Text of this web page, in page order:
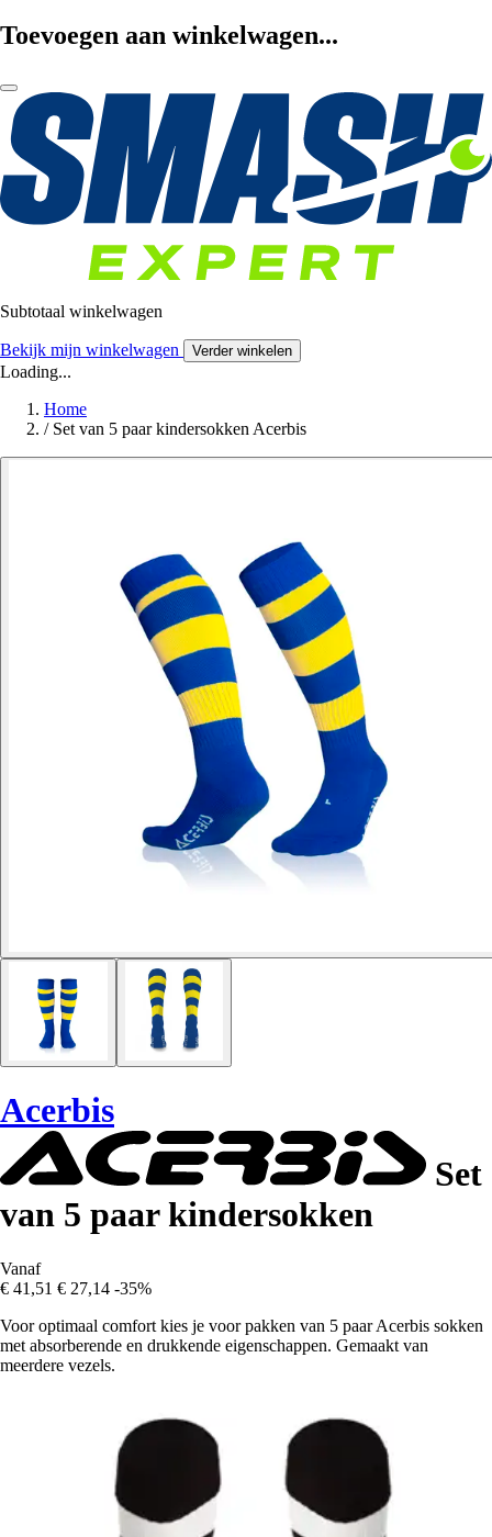
Toevoegen aan winkelwagen...
Subtotaal winkelwagen
Bekijk mijn winkelwagen Verder winkelen
Loading...
Home
/ Set van 5 paar kindersokken Acerbis
Acerbis
Set
van 5 paar kindersokken
Vanaf
€ 41,51 € 27,14 -35%
Voor optimaal comfort kies je voor pakken van 5 paar Acerbis sokken
met absorberende en drukkende eigenschappen. Gemaakt van
meerdere vezels.